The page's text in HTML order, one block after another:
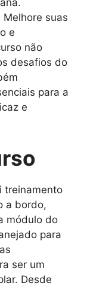
Melhore suas
e
não
desafios do
para a
e
treinamento
a bordo,
módulo do
para
ser um
Desde